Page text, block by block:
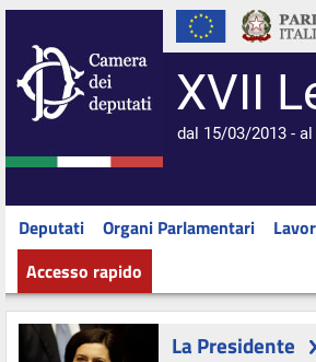
XVII
dal 15/03/2013 -
Deputati Organi Parlamentari
Accesso rapido
La Presidente